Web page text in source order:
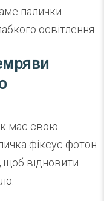
палички
освітлення.
має свою
фіксує фотон
щоб відновити